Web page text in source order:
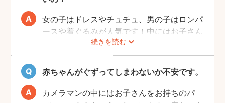
れな写真が撮れますよ♩
続きを読む
女の子はドレスやチュチュ、男の子はロンパ
ースや着ぐるみが人気です！中にはお子さん
の成長を感じられるように、あえて1歳児が
着るくらいの大きめのお洋服で撮影する方も
いらっしゃいます。
また、クラウンやヘアバンドなど飾りがある
とより記念日感が出るのでおすすめですよ。
赤ちゃんがぐずってしまわないか不安です。
カメラマンの中にはお子さんをお持ちのパ